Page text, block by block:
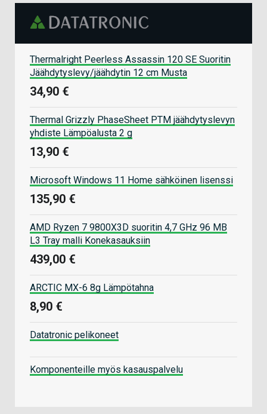
Thermalright Peerless Assassin 120 SE Suoritin
Jäähdytyslevy/jäähdytin 12 cm Musta
34,90 €
Thermal Grizzly PhaseSheet PTM jäähdytyslevyn
yhdiste Lämpöalusta 2 g
13,90 €
Microsoft Windows 11 Home sähköinen lisenssi
135,90 €
AMD Ryzen 7 9800X3D suoritin 4,7 GHz 96 MB
L3 Tray malli Konekasauksiin
439,00 €
ARCTIC MX-6 8g Lämpötahna
8,90 €
Datatronic pelikoneet
Komponenteille myös kasauspalvelu